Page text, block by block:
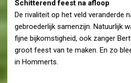
Schitterend feest na afloop
De rivaliteit op het veld veranderde
gebroederlijk samenzijn. Natuurlijk
fijne bijkomstigheid, ook zanger
groot feest van te maken. En zo
in Hommerts.